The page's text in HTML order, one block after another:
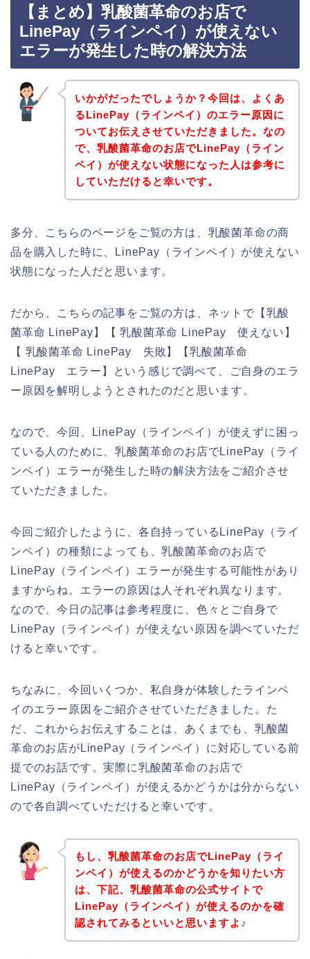
【まとめ】乳酸菌革命のお店で
LinePay（ラインペイ）が使えない
エラーが発生した時の解決方法
いかがだったでしょうか？今回は、よくあ
るLinePay（ラインペイ）のエラー原因に
ついてお伝えさせていただきました。なの
で、乳酸菌革命のお店でLinePay（ライン
ペイ）が使えない状態になった人は参考に
していただけると幸いです。
多分、こちらのページをご覧の方は、乳酸菌革命の商
品を購入した時に、LinePay（ラインペイ）が使えない
状態になった人だと思います。
だから、こちらの記事をご覧の方は、ネットで【乳酸
菌革命 LinePay】【 乳酸菌革命 LinePay 使えない】
【 乳酸菌革命 LinePay 失敗】【乳酸菌革命
LinePay エラー】という感じで調べて、ご自身のエラ
ー原因を解明しようとされたのだと思います。
なので、今回、LinePay（ラインペイ）が使えずに困っ
ている人のために、乳酸菌革命のお店でLinePay（ライ
ンペイ）エラーが発生した時の解決方法をご紹介させ
ていただきました。
今回ご紹介したように、各自持っているLinePay（ライ
ンペイ）の種類によっても、乳酸菌革命のお店で
LinePay（ラインペイ）エラーが発生する可能性があり
ますからね。エラーの原因は人それぞれ異なります。
なので、今日の記事は参考程度に、色々とご自身で
LinePay（ラインペイ）が使えない原因を調べていただ
けると幸いです。
ちなみに、今回いくつか、私自身が体験したラインペ
イのエラー原因をご紹介させていただきました。た
だ、これからお伝えすることは、あくまでも、乳酸菌
革命のお店がLinePay（ラインペイ）に対応している前
提でのお話です。実際に乳酸菌革命のお店で
LinePay（ラインペイ）が使えるかどうかは分からない
ので各自調べていただけると幸いです。
もし、乳酸菌革命のお店でLinePay（ライ
ンペイ）が使えるのかどうかを知りたい方
は、下記、乳酸菌革命の公式サイトで
LinePay（ラインペイ）が使えるのかを確
認されてみるといいと思いますよ♪